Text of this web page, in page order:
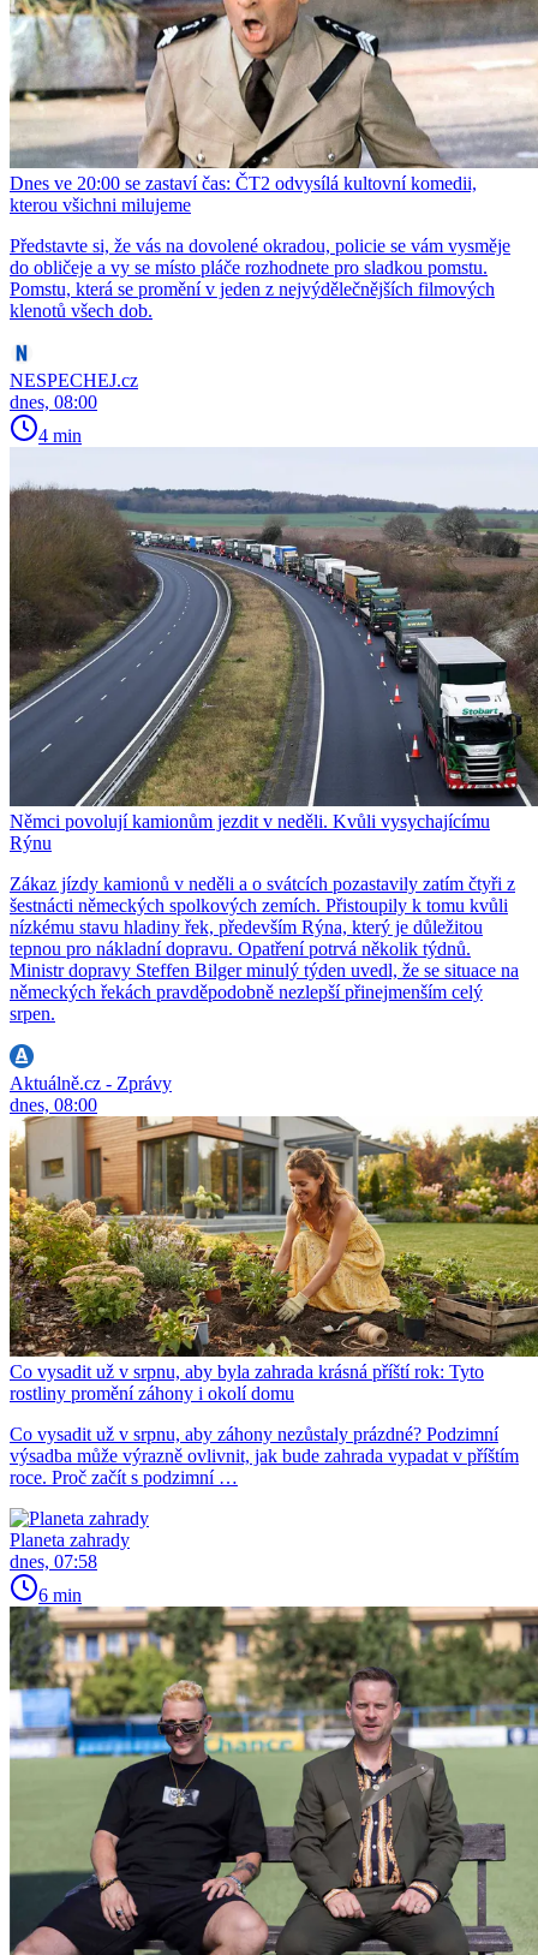
Dnes ve 20:00 se zastaví čas: ČT2 odvysílá kultovní komedii,
kterou všichni milujeme
Představte si, že vás na dovolené okradou, policie se vám vysměje
do obličeje a vy se místo pláče rozhodnete pro sladkou pomstu.
Pomstu, která se promění v jeden z nejvýdělečnějších filmových
klenotů všech dob.
NESPECHEJ.cz
dnes, 08:00
4 min
Němci povolují kamionům jezdit v neděli. Kvůli vysychajícímu
Rýnu
Zákaz jízdy kamionů v neděli a o svátcích pozastavily zatím čtyři z
šestnácti německých spolkových zemích. Přistoupily k tomu kvůli
nízkému stavu hladiny řek, především Rýna, který je důležitou
tepnou pro nákladní dopravu. Opatření potrvá několik týdnů.
Ministr dopravy Steffen Bilger minulý týden uvedl, že se situace na
německých řekách pravděpodobně nezlepší přinejmenším celý
srpen.
Aktuálně.cz - Zprávy
dnes, 08:00
Co vysadit už v srpnu, aby byla zahrada krásná příští rok: Tyto
rostliny promění záhony i okolí domu
Co vysadit už v srpnu, aby záhony nezůstaly prázdné? Podzimní
výsadba může výrazně ovlivnit, jak bude zahrada vypadat v příštím
roce. Proč začít s podzimní …
Planeta zahrady
dnes, 07:58
6 min